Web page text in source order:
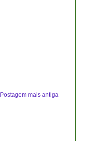
Postagem mais antiga